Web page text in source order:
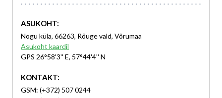
ASUKOHT:
Nogu küla, 66263, Rõuge vald, Võrumaa
Asukoht kaardil
GPS 26°58'3'' E, 57°44'4'' N
KONTAKT:
GSM: (+372) 507 0244